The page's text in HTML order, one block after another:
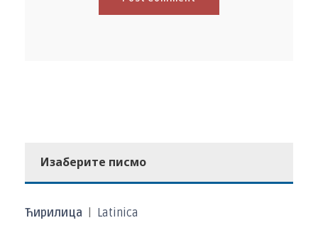
Изаберите писмо
Ћирилица Latinica